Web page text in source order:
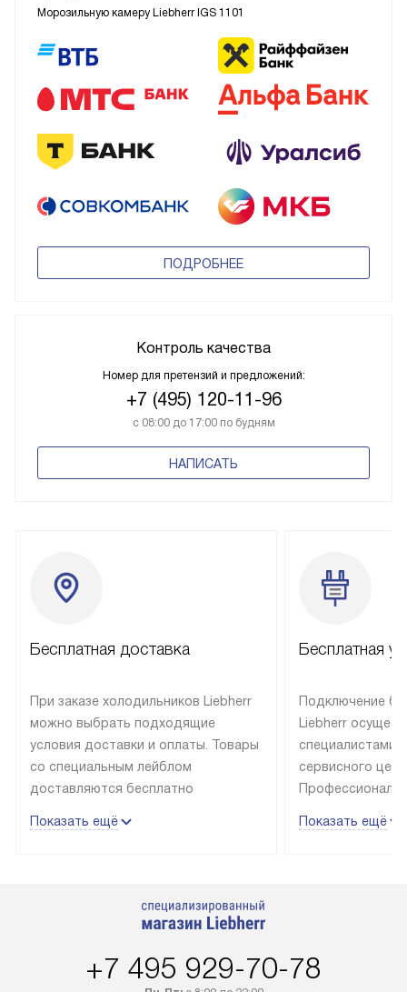
Морозильную камеру Liebherr IGS 1101
ПОДРОБНЕЕ
Контроль качества
Номер для претензий и предложений:
+7 (495) 120-11-96
с 08:00 до 17:00 по будням
НАПИСАТЬ
Бесплатная доставка
При заказе холодильников Liebherr
можно выбрать подходящие
условия доставки и оплаты. Товары
со специальным лейблом
доставляются бесплатно
до подъезда, выезд за МКАД
в течение трех дней. Доставка
регионы осуществляется через
Показать ещё
Бесплатная
Подключение
Liebherr
специалистами
сервисного
эксплуатации
Стоимость
Показать ещё
+7 495 929-70-78